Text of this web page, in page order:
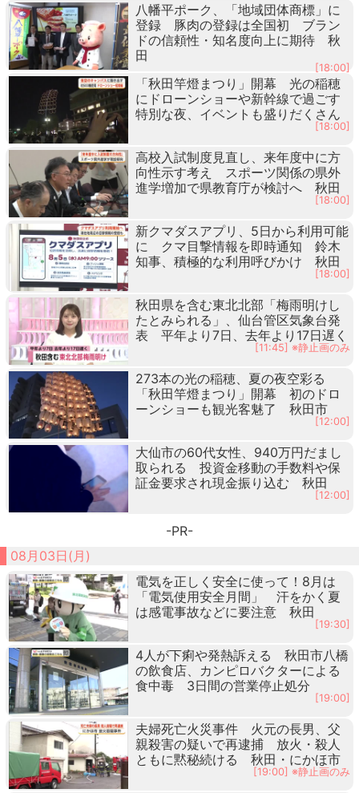
八幡平ポーク、「地域団体商標」に
登録 豚肉の登録は全国初 ブラン
ドの信頼性・知名度向上に期待 秋
田
[18:00]
「秋田竿燈まつり」開幕 光の稲穂
にドローンショーや新幹線で過ごす
特別な夜、イベントも盛りだくさん
[18:00]
高校入試制度見直し、来年度中に方
向性示す考え スポーツ関係の県外
進学増加で県教育庁が検討へ 秋田
[18:00]
新クマダスアプリ、5日から利用可能
に クマ目撃情報を即時通知 鈴木
知事、積極的な利用呼びかけ 秋田
[18:00]
秋田県を含む東北北部「梅雨明けし
たとみられる」、仙台管区気象台発
表 平年より7日、去年より17日遅く
[11:45] ※静止画のみ
273本の光の稲穂、夏の夜空彩る
「秋田竿燈まつり」開幕 初のドロ
ーンショーも観光客魅了 秋田市
[12:00]
大仙市の60代女性、940万円だまし
取られる 投資金移動の手数料や保
証金要求され現金振り込む 秋田
[12:00]
-PR-
08月03日(月)
電気を正しく安全に使って！8月は
「電気使用安全月間」 汗をかく夏
は感電事故などに要注意 秋田
[19:30]
4人が下痢や発熱訴える 秋田市八橋
の飲食店、カンピロバクターによる
食中毒 3日間の営業停止処分
[19:00]
夫婦死亡火災事件 火元の長男、父
親殺害の疑いで再逮捕 放火・殺人
ともに黙秘続ける 秋田・にかほ市
[19:00] ※静止画のみ